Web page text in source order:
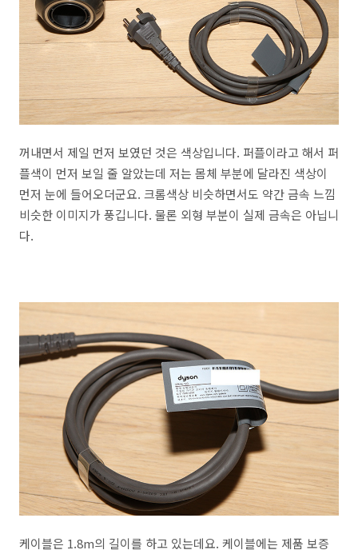
꺼내면서 제일 먼저 보였던 것은 색상입니다. 퍼플이라고 해서 퍼
플색이 먼저 보일 줄 알았는데 저는 몸체 부분에 달라진 색상이
먼저 눈에 들어오더군요. 크롬색상 비슷하면서도 약간 금속 느낌
비슷한 이미지가 풍깁니다. 물론 외형 부분이 실제 금속은 아닙니
다.
케이블은 1.8m의 길이를 하고 있는데요. 케이블에는 제품 보증